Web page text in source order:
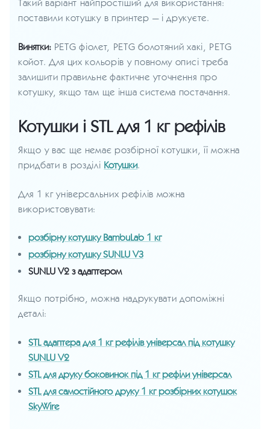
Такий варіант найпростіший для використання:
поставили котушку в принтер — і друкуєте.
Винятки: PETG фіолет, PETG болотяний хакі, PETG
койот. Для цих кольорів у повному описі треба
залишити правильне фактичне уточнення про
котушку, якщо там ще інша система постачання.
Котушки і STL для 1 кг рефілів
Якщо у вас ще немає розбірної котушки, її можна
придбати в розділі Котушки.
Для 1 кг універсальних рефілів можна
використовувати:
розбірну котушку BambuLab 1 кг
розбірну котушку SUNLU V3
SUNLU V2 з адаптером
Якщо потрібно, можна надрукувати допоміжні
деталі:
STL адаптера для 1 кг рефілів універсал під котушку
SUNLU V2
STL для друку боковинок під 1 кг рефіли універсал
STL для самостійного друку 1 кг розбірних котушок
SkyWire